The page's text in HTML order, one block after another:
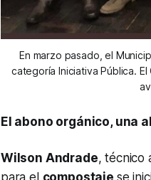
En marzo pasado, el
categoría Iniciativa Pública.
El abono orgánico, una
Wilson Andrade, técnico
para el compostaje se